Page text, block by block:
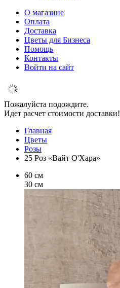
О магазине
Оплата
Доставка
Цветы для Бизнеса
Помощь
Контакты
Войти на сайт
Пожалуйста подождите.
Идет расчет стоимости доставки!
Главная
Цветы
Розы
25 Роз «Вайт О'Хара»
60 см
30 см